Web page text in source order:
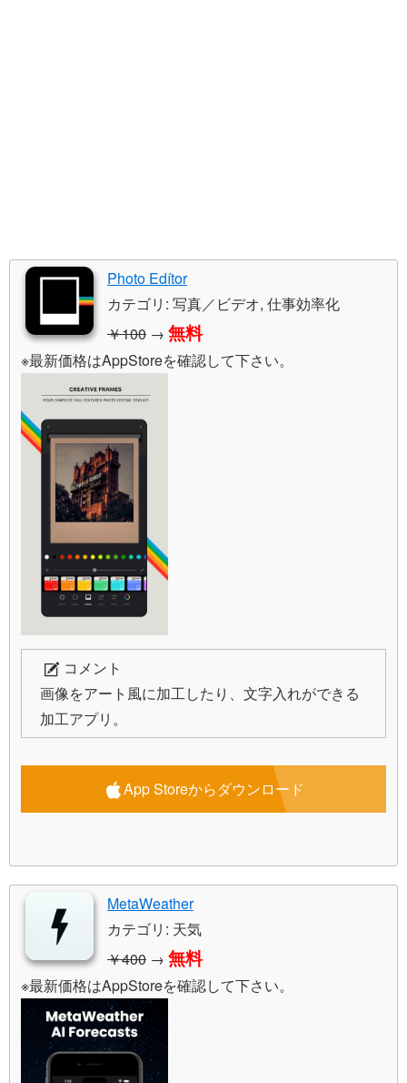
Photo Edítor
カテゴリ: 写真／ビデオ, 仕事効率化
￥100 → 無料
※最新価格はAppStoreを確認して下さい。
コメント
画像をアート風に加工したり、文字入れができる
加工アプリ。
App Storeからダウンロード
MetaWeather
カテゴリ: 天気
￥400 → 無料
※最新価格はAppStoreを確認して下さい。